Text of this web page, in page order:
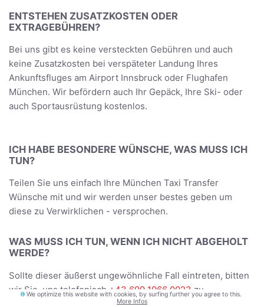
ENTSTEHEN ZUSATZKOSTEN ODER
EXTRAGEBÜHREN?
Bei uns gibt es keine versteckten Gebühren und auch
keine Zusatzkosten bei verspäteter Landung Ihres
Ankunftsfluges am Airport Innsbruck oder Flughafen
München. Wir befördern auch Ihr Gepäck, Ihre Ski- oder
auch Sportausrüstung kostenlos.
ICH HABE BESONDERE WÜNSCHE, WAS MUSS ICH
TUN?
Teilen Sie uns einfach Ihre München Taxi Transfer
Wünsche mit und wir werden unser bestes geben um
diese zu Verwirklichen - versprochen.
WAS MUSS ICH TUN, WENN ICH NICHT ABGEHOLT
WERDE?
Sollte dieser äußerst ungewöhnliche Fall eintreten, bitten
wir Sie, uns telefonisch +43 699 1966 0023 zu
informieren. Wir werden uns umgehend um Ihr Problem
We optimize this website with cookies, by surfing further you agree to this.
More Infos